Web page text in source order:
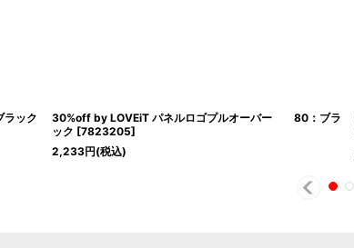
ック
30%off by LOVEiT パネルロゴプルオーバー 80：ブラ
ック [7823205]
2,233円(税込)